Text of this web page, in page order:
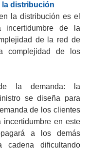
la distribución
la distribución es el
incertidumbre de la
de la red de
complejidad de los
de la demanda: la
se diseña para
de los clientes
en este
a los demás
cadena dificultando